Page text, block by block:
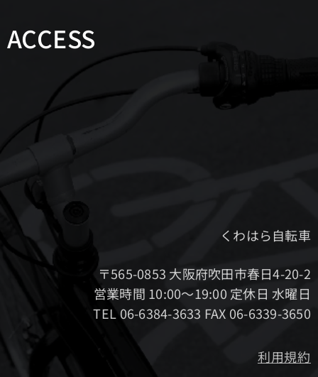
ACCESS
くわはら自転車
〒565-0853 大阪府吹田市春日4-20-2
営業時間 10:00～19:00 定休日 水曜日
TEL 06-6384-3633 FAX 06-6339-3650
利用規約